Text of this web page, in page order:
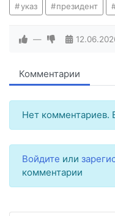
указ президент
—
Комментарии
Нет комментариев.
Войдите или
комментарии